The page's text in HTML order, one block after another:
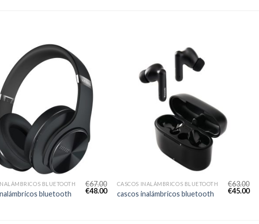
BLUETOOTH
bluetooth
€67.00
€48.00
CASCOS INALÁMBRICOS BLUETOOTH
cascos inalámbricos bluetooth
€63.00
€45.00